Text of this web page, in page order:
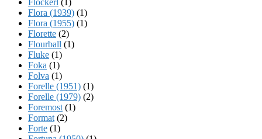
Flora (1939) (1)
Flora (1955) (1)
Florette (2)
Flourball (1)
Fluke (1)
Foka (1)
Folva (1)
Forelle (1951) (1)
Forelle (1979) (2)
Foremost (1)
Format (2)
Forte (1)